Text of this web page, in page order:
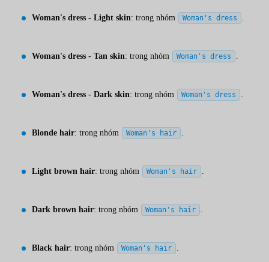
Woman's dress - Light skin: trong nhóm Woman's dress
Woman's dress - Tan skin: trong nhóm Woman's dress
Woman's dress - Dark skin: trong nhóm Woman's dress
Blonde hair: trong nhóm Woman's hair
Light brown hair: trong nhóm Woman's hair
Dark brown hair: trong nhóm Woman's hair
Black hair: trong nhóm Woman's hair